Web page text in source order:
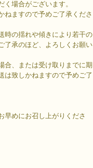
場合がございます。
ますので予めご了承くださ
時の揺れや傾きにより若干の
了承のほど、よろしくお願い
合、または受け取りまでに期
は致しかねますので予めご了
早めにお召し上がりくださ